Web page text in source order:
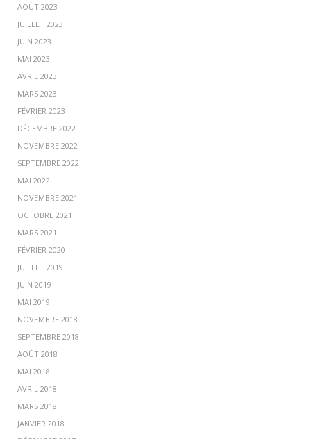
AOÛT 2023
JUILLET 2023
JUIN 2023
MAI 2023
AVRIL 2023
MARS 2023
FÉVRIER 2023
DÉCEMBRE 2022
NOVEMBRE 2022
SEPTEMBRE 2022
MAI 2022
NOVEMBRE 2021
OCTOBRE 2021
MARS 2021
FÉVRIER 2020
JUILLET 2019
JUIN 2019
MAI 2019
NOVEMBRE 2018
SEPTEMBRE 2018
AOÛT 2018
MAI 2018
AVRIL 2018
MARS 2018
JANVIER 2018